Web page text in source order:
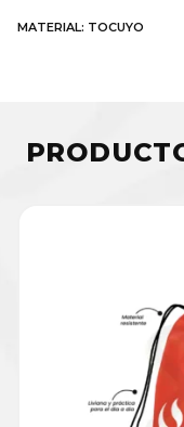
MATERIAL: TOCUYO